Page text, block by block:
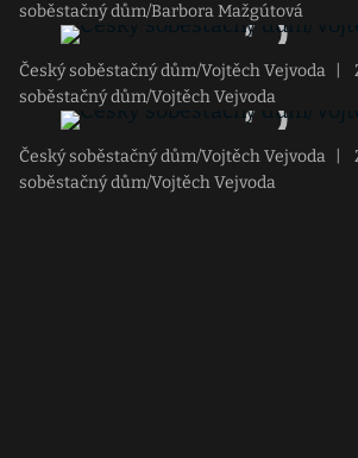
soběstačný dům/Barbora Mažgútová
Český soběstačný dům/Vojtěch Vejvoda
soběstačný dům/Vojtěch Vejvoda
Český soběstačný dům/Vojtěch Vejvoda
soběstačný dům/Vojtěch Vejvoda